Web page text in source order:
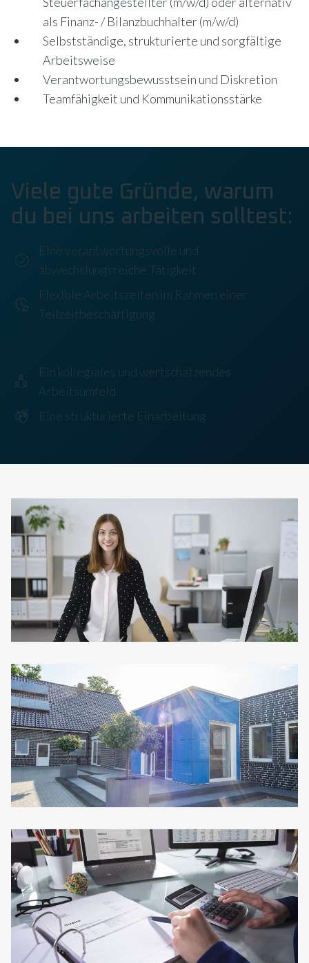
als Finanz- / Bilanzbuchhalter (m/w/d)
Selbstständige, strukturierte und sorgfältige
Arbeitsweise
Verantwortungsbewusstsein und Diskretion
Teamfähigkeit und Kommunikationsstärke
Viele gute Gründe, warum
du bei uns arbeiten solltest:
Eine verantwortungsvolle und
abwechslungsreiche Tätigkeit
Flexible Arbeitszeiten im Rahmen einer
Teilzeitbeschäftigung
Ein kollegiales und wertschätzendes
Arbeitsumfeld
Eine strukturierte Einarbeitung